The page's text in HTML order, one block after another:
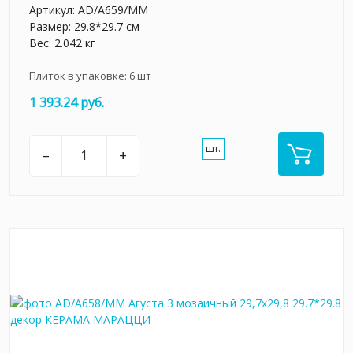
Артикул: AD/A659/MM
Размер: 29.8*29.7 см
Вес: 2.042 кг
Плиток в упаковке: 6шт
1 393.24 руб.
– + шт.